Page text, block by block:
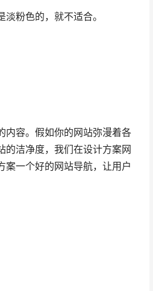
粉色的，就不适合。
容。假如你的网站弥漫着各
的洁净度，我们在设计方案网
一个好的网站导航，让用户